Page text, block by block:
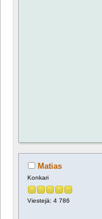
Matias
Konkari
Viestejä: 4 786